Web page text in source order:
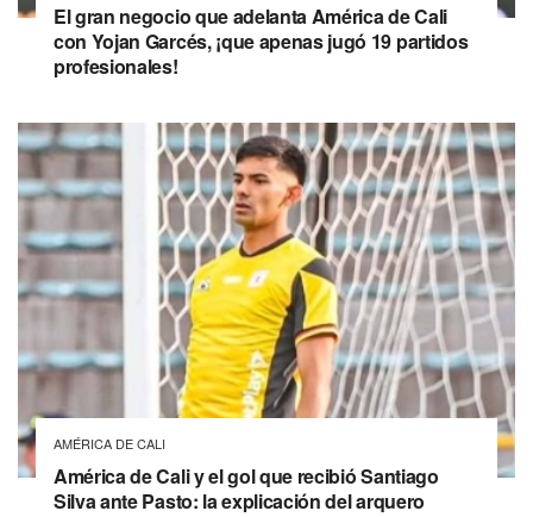
El gran negocio que adelanta América de Cali
con Yojan Garcés, ¡que apenas jugó 19 partidos
profesionales!
AMÉRICA DE CALI
América de Cali y el gol que recibió Santiago
Silva ante Pasto: la explicación del arquero